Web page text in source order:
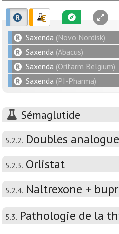
Saxenda (Novo Nordisk)
Saxenda (Abacus)
Saxenda (Orifarm Belgium)
Saxenda (PI-Pharma)
Sémaglutide
5.2.2. Doubles
5.2.3. Orlistat
5.2.4. Naltrexone +
5.3. Pathologie de la